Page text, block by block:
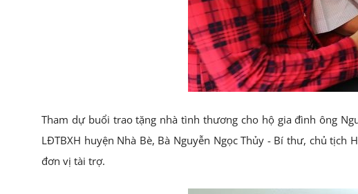
Tham dự buổi trao tặng nhà tình thương cho hộ gia đình ông
LĐTBXH huyện Nhà Bè, Bà Nguyễn Ngọc Thủy - Bí thư, chủ tịch
đơn vị tài trợ.